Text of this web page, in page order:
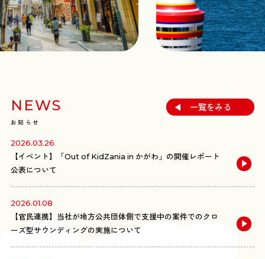
NEWS
お知らせ
一覧をみる
2026.03.26
【イベント】「Out of KidZania in かがわ」の開催レポート
公表について
2026.01.08
【官民連携】当社が地方公共団体側で支援中の案件でのクロ
ーズ型サウンディングの実施について